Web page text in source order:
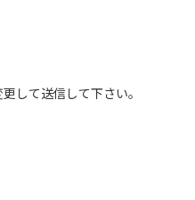
して送信して下さい。